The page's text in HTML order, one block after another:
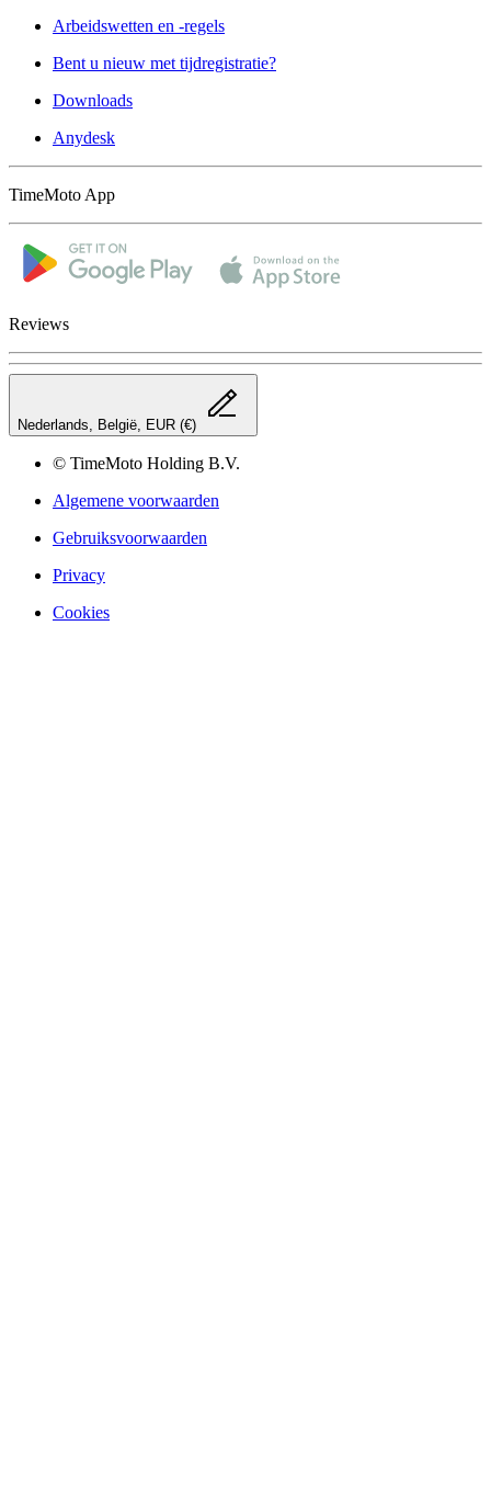
Arbeidswetten en -regels
Bent u nieuw met tijdregistratie?
Downloads
Anydesk
TimeMoto App
Reviews
Nederlands, België, EUR (€)
© TimeMoto Holding B.V.
Algemene voorwaarden
Gebruiksvoorwaarden
Privacy
Cookies